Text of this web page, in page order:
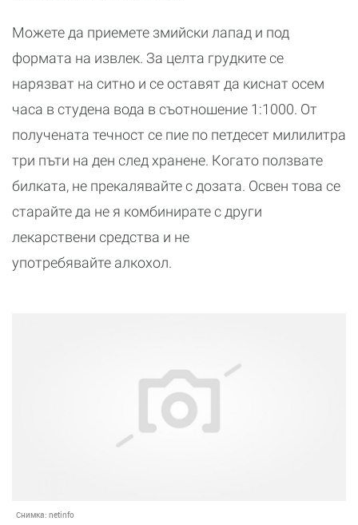
Можете да приемете змийски лапад и под
формата на извлек. За целта грудките се
нарязват на ситно и се оставят да киснат осем
часа в студена вода в съотношение 1:1000. От
получената течност се пие по петдесет милилитра
три пъти на ден след хранене. Когато ползвате
билката, не прекалявайте с дозата. Освен това се
старайте да не я комбинирате с други
лекарствени средства и не
употребявайте алкохол.
Снимка: netinfo